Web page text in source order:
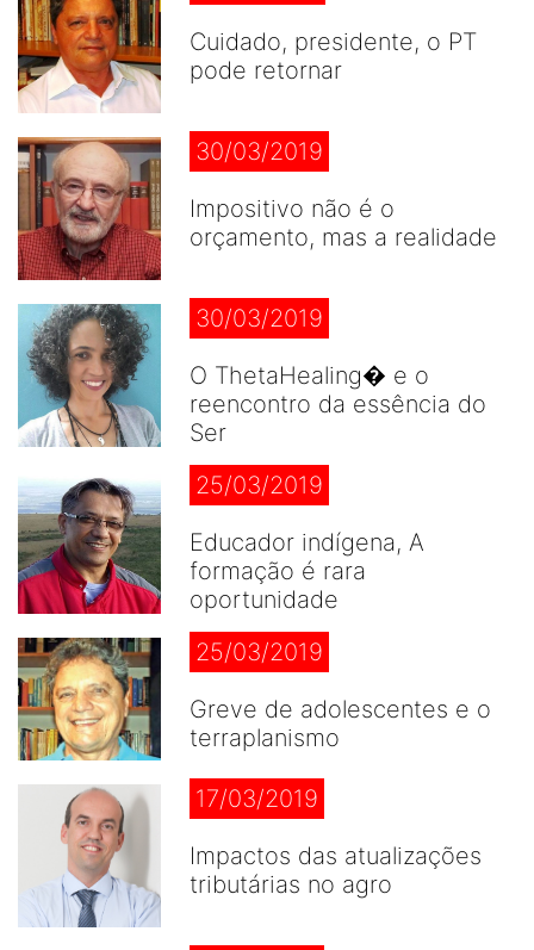
Cuidado, presidente, o PT
pode retornar
30/03/2019
Impositivo não é o
orçamento, mas a realidade
30/03/2019
O ThetaHealing� e o
reencontro da essência do
Ser
25/03/2019
Educador indígena, A
formação é rara
oportunidade
25/03/2019
Greve de adolescentes e o
terraplanismo
17/03/2019
Impactos das atualizações
tributárias no agro